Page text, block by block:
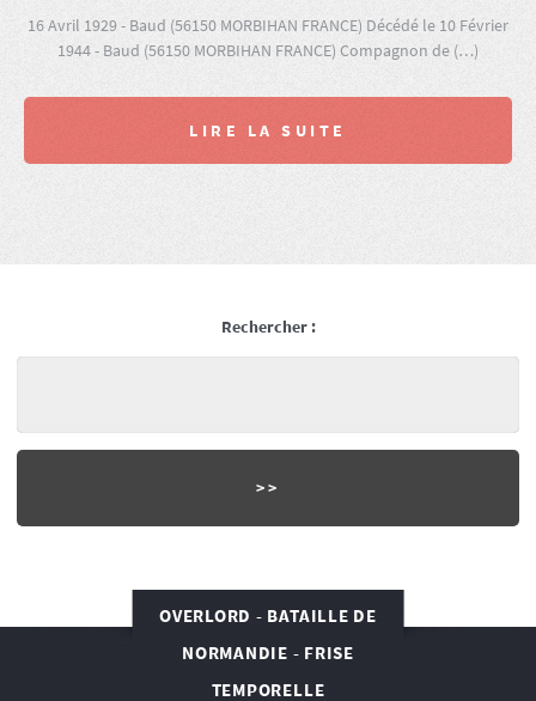
16 Avril 1929 - Baud (56150 MORBIHAN FRANCE) Décédé le 10 Février
1944 - Baud (56150 MORBIHAN FRANCE) Compagnon de (…)
LIRE LA SUITE
Rechercher :
OVERLORD - BATAILLE DE
NORMANDIE - FRISE
TEMPORELLE